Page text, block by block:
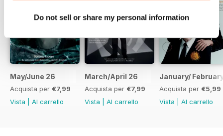
Do not sell or share my personal information
May/June 26
Acquista per €7,99
Vista
Al carrello
March/April 26
Acquista per €7,99
Vista
Al carrello
January/
Acquista per €5,99
Vista
Al carrello